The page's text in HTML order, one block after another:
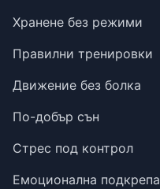
Хранене без режими
Правилни тренировки
Движение без болка
По-добър сън
Стрес под контрол
Емоционална подкрепа